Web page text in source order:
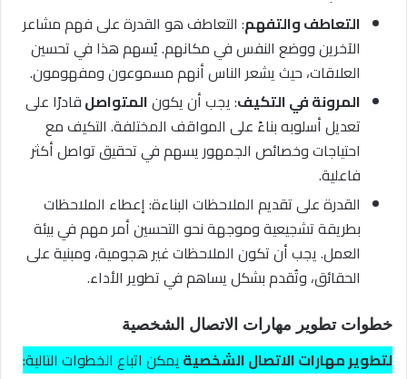
التعاطف والتفهم: التعاطف هو القدرة على فهم مشاعر
الآخرين ووضع النفس في مكانهم. يُسهم هذا في تحسين
العلاقات، حيث يشعر الناس أنهم مسموعون ومفهومون.
المرونة في التكيف: يجب أن يكونالمتواصلقادرًا على
تعديل أسلوبه بناءً على المواقف المختلفة. التكيف مع
احتياجات وخصائص الجمهور يسهم في تحقيق تواصل أكثر
فاعلية.
القدرة على تقديم الملاحظات البناءة: إعطاء الملاحظات
بطريقة تشجيعية وموجهة نحو التحسين أمر مهم في بيئة
العمل. يجب أن تكون الملاحظات غير هجومية، ومبنية على
الحقائق، وتُقدم بشكل يساهم في تطوير الأداء.
خطوات تطوير مهارات الاتصال الشخصية
لتطوير مهارات الاتصال الشخصية يمكن اتباع الخطوات التالية: